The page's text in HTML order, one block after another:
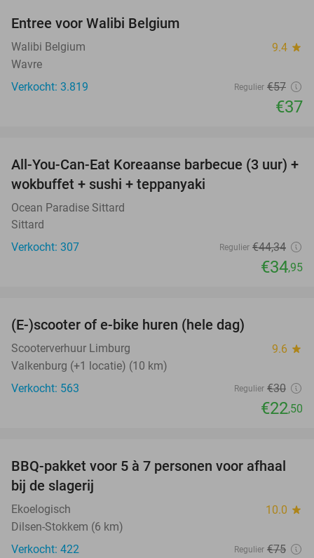
Entree voor Walibi Belgium
Walibi Belgium 9.4 star
Wavre
Verkocht: 3.819
Regulier €57
€37
21%
All-You-Can-Eat Koreaanse barbecue (3 uur) +
wokbuffet + sushi + teppanyaki
Ocean Paradise Sittard
Sittard
Verkocht: 307
Regulier €44,34
€34,95
(E-)scooter of e-bike huren (hele dag)
Scooterverhuur Limburg 9.6 star
Valkenburg (+1 locatie) (10 km)
Verkocht: 563
Regulier €30
€22,50
35%
BBQ-pakket voor 5 à 7 personen voor afhaal
bij de slagerij
Ekoelogisch 10.0 star
Dilsen-Stokkem (6 km)
Verkocht: 422
Regulier €75